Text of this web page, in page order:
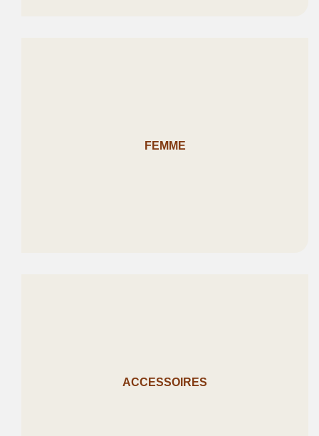
FEMME
ACCESSOIRES